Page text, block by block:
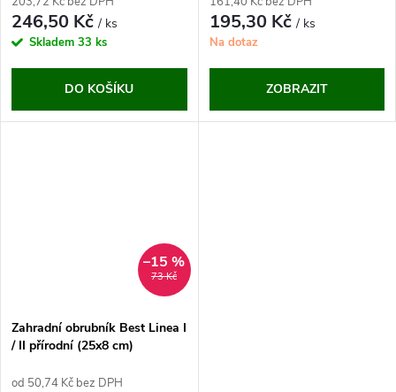
246,50 Kč/ ks
Skladem 33 ks
DO KOŠÍKU
195,30 Kč/ ks
Na dotaz
ZOBRAZIT
73 Kč
–15 %
Zahradní obrubník Best Linea I
/ II přírodní (25x8 cm)
od 50,74 Kč bez DPH